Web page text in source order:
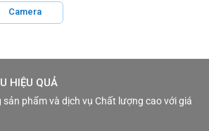
Camera
HIỆU QUẢ
sản phẩm và dịch vụ Chất lượng cao với giá